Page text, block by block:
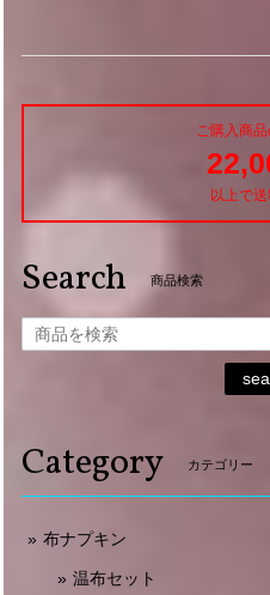
ご購入商
以上で送
Search 商品検索
Category カテゴリー
布ナプキン
温布セット